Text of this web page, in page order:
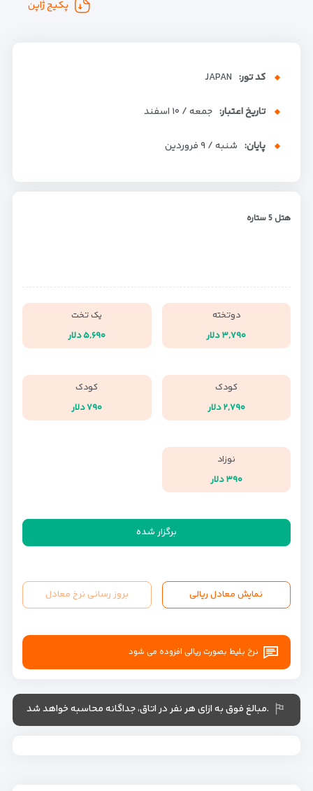
پکیج ژاپن
کد تور: JAPAN
تاریخ اعتبار: جمعه / ۱۰ اسفند
پایان: شنبه / ۹ فروردین
هتل 5 ستاره
دوتخته
۳,۷۹۰ دلار
یک تخت
۵,۶۹۰ دلار
کودک
۲,۷۹۰ دلار
کودک
۷۹۰ دلار
نوزاد
۳۹۰ دلار
برگزار شده
نمایش معادل ریالی بروز رسانی نرخ معادل
نرخ بلیط بصورت ریالی افزوده می شود
.مبالغ فوق به ازای هر نفر در اتاق، جداگانه محاسبه خواهد شد